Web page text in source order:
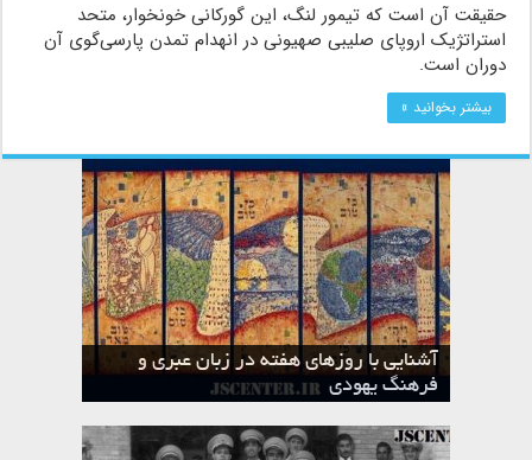
حقیقت آن است که تیمور لنگ، این گورکانی خونخوار، متحد
استراتژیک اروپای صلیبی صهیونی در انهدام تمدن پارسی‌گوی آن
دوران است.
بیشتر بخوانید »
آشنایی با روزهای هفته در زبان عبری و
فرهنگ یهودی
ماه نیسان در تقویم عبری و میراث یهود
تقویم عبری
ماه شواط در تقویم عبری و میراث یهود
ماه طوت در تقویم عبری و میراث یهود
ماه حشوان در تقویم عبری و میراث یهود
ماه تیشری در تقویم عبری و میراث یهود
ماه الول در تقویم عبری و میراث یهود